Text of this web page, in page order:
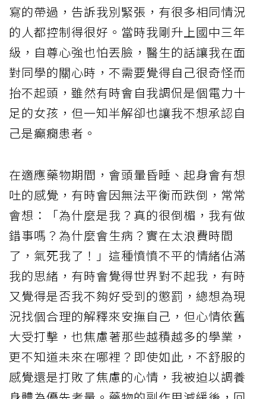
寫的帶過，告訴我別緊張，有很多相同情況
的人都控制得很好。當時我剛升上國中三年
級，自尊心強也怕丟臉，醫生的話讓我在面
對同學的關心時，不需要覺得自己很奇怪而
抬不起頭，雖然有時會自我調侃是個電力十
足的女孩，但一知半解卻也讓我不想承認自
己是癲癇患者。
在適應藥物期間，會頭暈昏睡、起身會有想
吐的感覺，有時會因無法平衡而跌倒，常常
會想：「為什麼是我？真的很倒楣，我有做
錯事嗎？為什麼會生病？實在太浪費時間
了，氣死我了！」這種憤憤不平的情緒佔滿
我的思緒，有時會覺得世界對不起我，有時
又覺得是否我不夠好受到的懲罰，總想為現
況找個合理的解釋來安撫自己，但心情依舊
大受打擊，也焦慮著那些越積越多的學業，
更不知道未來在哪裡？即使如此，不舒服的
感覺還是打敗了焦慮的心情，我被迫以調養